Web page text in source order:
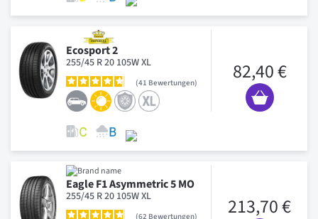
Ecosport 2
255/45 R 20 105W XL
41 Bewertungen 82,40 €
Eagle F1 Asymmetric 5 MO
255/45 R 20 105W XL
62 Bewertungen 213,70 €